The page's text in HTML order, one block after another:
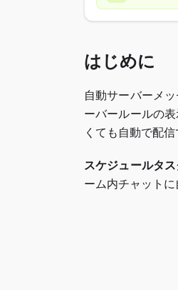
はじめに
自動サーバーメ
ーバールールの
くても自動で配信
スケジュールタス
ーム内チャットに